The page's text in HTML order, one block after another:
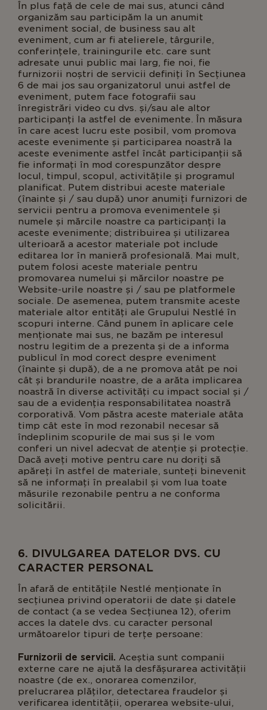
În plus față de cele de mai sus, atunci când
organizăm sau participăm la un anumit
eveniment social, de business sau alt
eveniment, cum ar fi atelierele, târgurile,
conferințele, trainingurile etc. care sunt
adresate unui public mai larg, fie noi, fie
furnizorii noștri de servicii definiți în Secțiunea
6 de mai jos sau organizatorul unui astfel de
eveniment, putem face fotografii sau
înregistrări video cu dvs. și/sau ale altor
participanți la astfel de evenimente. În măsura
în care acest lucru este posibil, vom promova
aceste evenimente și participarea noastră la
aceste evenimente astfel încât participanții să
fie informați în mod corespunzător despre
locul, timpul, scopul, activitățile și programul
planificat. Putem distribui aceste materiale
(înainte și / sau după) unor anumiți furnizori de
servicii pentru a promova evenimentele și
numele și mărcile noastre ca participanți la
aceste evenimente; distribuirea și utilizarea
ulterioară a acestor materiale pot include
editarea lor în manieră profesională. Mai mult,
putem folosi aceste materiale pentru
promovarea numelui și mărcilor noastre pe
Website-urile noastre și / sau pe platformele
sociale. De asemenea, putem transmite aceste
materiale altor entități ale Grupului Nestlé în
scopuri interne. Când punem în aplicare cele
menționate mai sus, ne bazăm pe interesul
nostru legitim de a prezenta și de a informa
publicul în mod corect despre eveniment
(înainte și după), de a ne promova atât pe noi
cât și brandurile noastre, de a arăta implicarea
noastră în diverse activități cu impact social și /
sau de a evidenția responsabilitatea noastră
corporativă. Vom păstra aceste materiale atâta
timp cât este în mod rezonabil necesar să
îndeplinim scopurile de mai sus și le vom
conferi un nivel adecvat de atenție și protecție.
Dacă aveți motive pentru care nu doriți să
apăreți în astfel de materiale, sunteți binevenit
să ne informați în prealabil și vom lua toate
măsurile rezonabile pentru a ne conforma
solicitării.
6. DIVULGAREA DATELOR DVS. CU
CARACTER PERSONAL
În afară de entitățile Nestlé menționate în
secțiunea privind operatorii de date și datele
de contact (a se vedea Secțiunea 12), oferim
acces la datele dvs. cu caracter personal
următoarelor tipuri de terțe persoane:
Furnizorii de servicii. Aceștia sunt companii
externe care ne ajută la desfășurarea activității
noastre (de ex., onorarea comenzilor,
prelucrarea plăților, detectarea fraudelor și
verificarea identității, operarea website-ului,